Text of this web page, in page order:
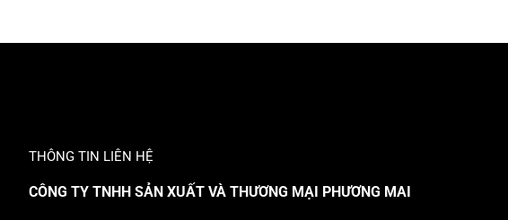
THÔNG TIN LIÊN HỆ
CÔNG TY TNHH SẢN XUẤT VÀ THƯƠNG MẠI PHƯƠNG MAI